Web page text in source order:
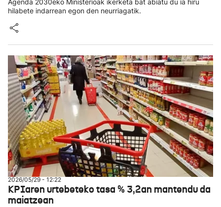
Agenda 2030eko Ministerioak ikerketa bat abiatu du ia hiru
hilabete indarrean egon den neurriagatik.
2026/05/29 - 12:22
KPIaren urtebeteko tasa % 3,2an mantendu da
maiatzean